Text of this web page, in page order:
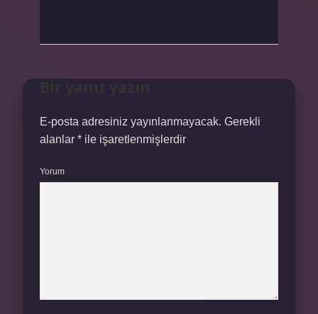
E-posta adresiniz yayınlanmayacak. Gerekli
alanlar * ile işaretlenmişlerdir
Yorum